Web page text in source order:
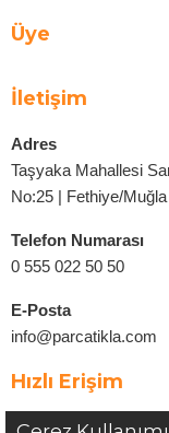
Üye
İletişim
Adres
Taşyaka Mahallesi
No:25 | Fethiye/Muğla
Telefon Numarası
0 555 022 50 50
E-Posta
info@parcatikla.com
Hızlı Erişim